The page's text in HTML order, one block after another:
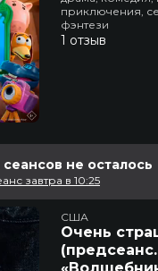
приключения,
фэнтези
1 отзыв
не осталось
завтра в 10:25
США
Очень